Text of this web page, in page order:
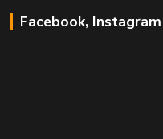
Facebook, Instagram